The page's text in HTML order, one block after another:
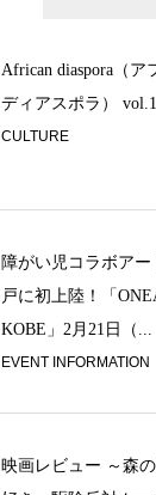
リ
African diaspora（ア
ディアスポラ） vol.1
CULTURE
障がい児コラボアー
戸に初上陸！「
KOBE」2月21日（...
EVENT INFORMATION
映画レビュー ～森